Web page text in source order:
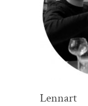
Lennart